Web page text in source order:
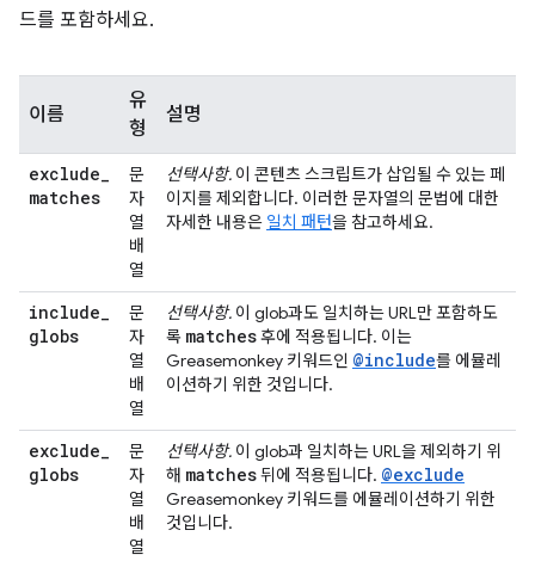
드를 포함하세요.
이름
유
형
설명
exclude_
matches
문
자
열
배
열
선택사항. 이 콘텐츠 스크립트가 삽입될 수 있는 페
이지를 제외합니다. 이러한 문자열의 문법에 대한
자세한 내용은 일치 패턴을 참고하세요.
include_
globs
문
자
열
배
열
선택사항. 이 glob과도 일치하는 URL만 포함하도
록 matches후에 적용됩니다. 이는
Greasemonkey 키워드인 @include를 에뮬레
이션하기 위한 것입니다.
exclude_
globs
문
자
열
배
열
선택사항. 이 glob과 일치하는 URL을 제외하기 위
해 matches뒤에 적용됩니다. @exclude
Greasemonkey 키워드를 에뮬레이션하기 위한
것입니다.